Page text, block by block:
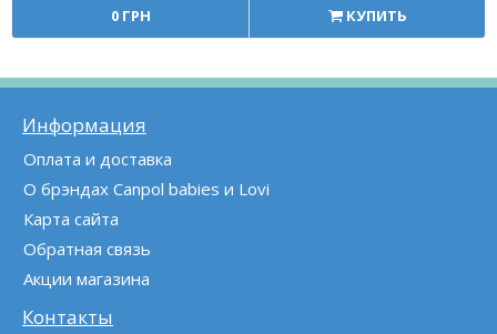
0 ГРН КУПИТЬ
Информация
Оплата и доставка
О брэндах Canpol babies и Lovi
Карта сайта
Обратная связь
Акции магазина
Контакты